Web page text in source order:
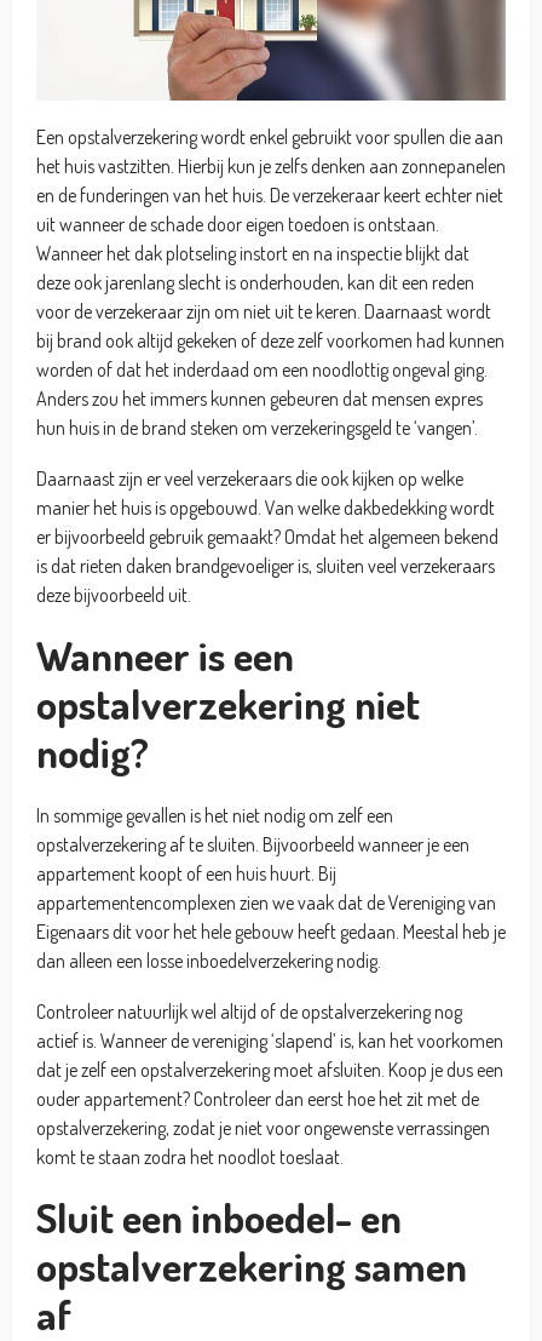
Een opstalverzekering wordt enkel gebruikt voor spullen die aan
het huis vastzitten. Hierbij kun je zelfs denken aan zonnepanelen
en de funderingen van het huis. De verzekeraar keert echter niet
uit wanneer de schade door eigen toedoen is ontstaan.
Wanneer het dak plotseling instort en na inspectie blijkt dat
deze ook jarenlang slecht is onderhouden, kan dit een reden
voor de verzekeraar zijn om niet uit te keren. Daarnaast wordt
bij brand ook altijd gekeken of deze zelf voorkomen had kunnen
worden of dat het inderdaad om een noodlottig ongeval ging.
Anders zou het immers kunnen gebeuren dat mensen expres
hun huis in de brand steken om verzekeringsgeld te ‘vangen’.
Daarnaast zijn er veel verzekeraars die ook kijken op welke
manier het huis is opgebouwd. Van welke dakbedekking wordt
er bijvoorbeeld gebruik gemaakt? Omdat het algemeen bekend
is dat rieten daken brandgevoeliger is, sluiten veel verzekeraars
deze bijvoorbeeld uit.
Wanneer is een
opstalverzekering niet
nodig?
In sommige gevallen is het niet nodig om zelf een
opstalverzekering af te sluiten. Bijvoorbeeld wanneer je een
appartement koopt of een huis huurt. Bij
appartementencomplexen zien we vaak dat de Vereniging van
Eigenaars dit voor het hele gebouw heeft gedaan. Meestal heb je
dan alleen een losse inboedelverzekering nodig.
Controleer natuurlijk wel altijd of de opstalverzekering nog
actief is. Wanneer de vereniging ‘slapend’ is, kan het voorkomen
dat je zelf een opstalverzekering moet afsluiten. Koop je dus een
ouder appartement? Controleer dan eerst hoe het zit met de
opstalverzekering, zodat je niet voor ongewenste verrassingen
komt te staan zodra het noodlot toeslaat.
Sluit een inboedel- en
opstalverzekering samen
af